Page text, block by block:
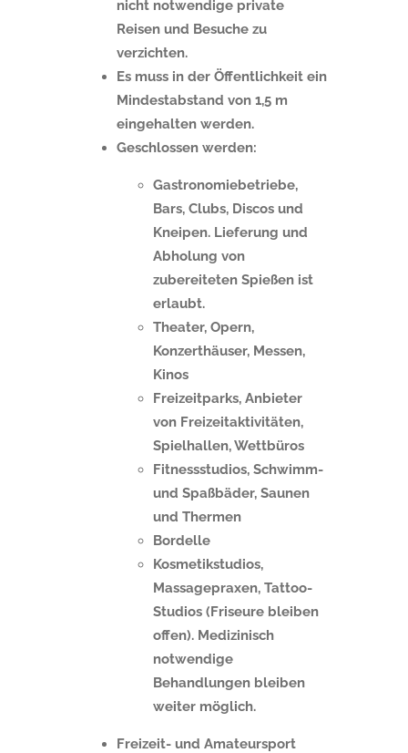
nicht notwendige private
Reisen und Besuche zu
verzichten.
Es muss in der Öffentlichkeit ein
Mindestabstand von 1,5 m
eingehalten werden.
Geschlossen werden:
Gastronomiebetriebe,
Bars, Clubs, Discos und
Kneipen. Lieferung und
Abholung von
zubereiteten Spießen ist
erlaubt.
Theater, Opern,
Konzerthäuser, Messen,
Kinos
Freizeitparks, Anbieter
von Freizeitaktivitäten,
Spielhallen, Wettbüros
Fitnessstudios, Schwimm-
und Spaßbäder, Saunen
und Thermen
Bordelle
Kosmetikstudios,
Massagepraxen, Tattoo-
Studios (Friseure bleiben
offen). Medizinisch
notwendige
Behandlungen bleiben
weiter möglich.
Freizeit- und Amateursport